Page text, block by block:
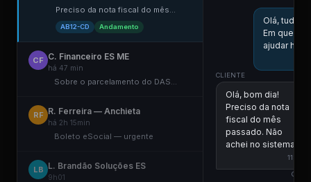
Preciso da nota fiscal do mês...
AB12-CD Andamento
CF C. Financeiro ES ME
há 47 min
Sobre o parcelamento do DAS...
RF R. Ferreira — Anchieta
há 2h 15min
Boleto eSocial — urgente
LB L. Brandão Soluções ES
9h01
Olá, tudo
Em que
ajudar
CLIENTE
Olá, bom dia!
Preciso da nota
fiscal do mês
passado. Não
achei no sistema.
11:00